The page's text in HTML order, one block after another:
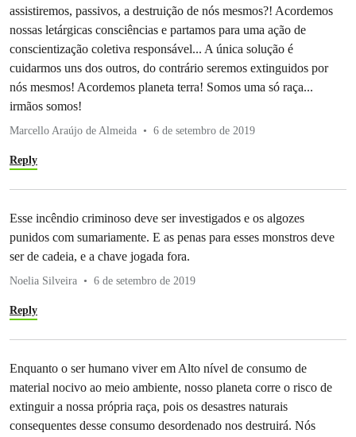
assistiremos, passivos, a destruição de nós mesmos?! Acordemos
nossas letárgicas consciências e partamos para uma ação de
conscientização coletiva responsável... A única solução é
cuidarmos uns dos outros, do contrário seremos extinguidos por
nós mesmos! Acordemos planeta terra! Somos uma só raça...
irmãos somos!
Marcello Araújo de Almeida 6 de setembro de 2019
Reply
Esse incêndio criminoso deve ser investigados e os algozes
punidos com sumariamente. E as penas para esses monstros deve
ser de cadeia, e a chave jogada fora.
Noelia Silveira 6 de setembro de 2019
Reply
Enquanto o ser humano viver em Alto nível de consumo de
material nocivo ao meio ambiente, nosso planeta corre o risco de
extinguir a nossa própria raça, pois os desastres naturais
consequentes desse consumo desordenado nos destruirá. Nós